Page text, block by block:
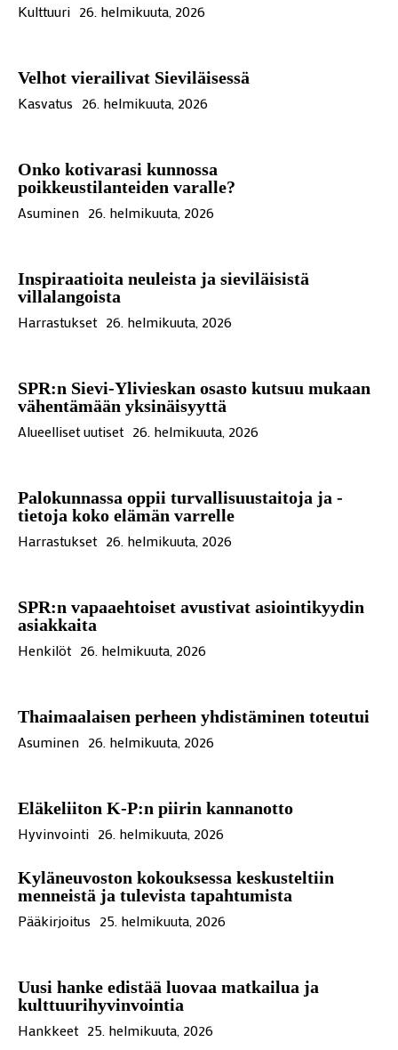
Kulttuuri 26. helmikuuta, 2026
Velhot vierailivat Sieviläisessä
Kasvatus 26. helmikuuta, 2026
Onko kotivarasi kunnossa
poikkeustilanteiden varalle?
Asuminen 26. helmikuuta, 2026
Inspiraatioita neuleista ja sieviläisistä
villalangoista
Harrastukset 26. helmikuuta, 2026
SPR:n Sievi-Ylivieskan osasto kutsuu mukaan
vähentämään yksinäisyyttä
Alueelliset uutiset 26. helmikuuta, 2026
Palokunnassa oppii turvallisuustaitoja ja -
tietoja koko elämän varrelle
Harrastukset 26. helmikuuta, 2026
SPR:n vapaaehtoiset avustivat asiointikyydin
asiakkaita
Henkilöt 26. helmikuuta, 2026
Thaimaalaisen perheen yhdistäminen toteutui
Asuminen 26. helmikuuta, 2026
Eläkeliiton K-P:n piirin kannanotto
Hyvinvointi 26. helmikuuta, 2026
Kyläneuvoston kokouksessa keskusteltiin
menneistä ja tulevista tapahtumista
Pääkirjoitus 25. helmikuuta, 2026
Uusi hanke edistää luovaa matkailua ja
kulttuurihyvinvointia
Hankkeet 25. helmikuuta, 2026